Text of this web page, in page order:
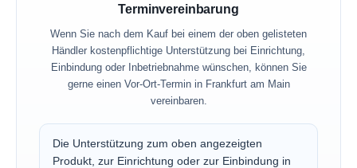
Terminvereinbarung
Wenn Sie nach dem Kauf bei einem der oben gelisteten
Händler kostenpflichtige Unterstützung bei Einrichtung,
Einbindung oder Inbetriebnahme wünschen, können Sie
gerne einen Vor-Ort-Termin in Frankfurt am Main
vereinbaren.
Die Unterstützung zum oben angezeigten
Produkt, zur Einrichtung oder zur Einbindung in